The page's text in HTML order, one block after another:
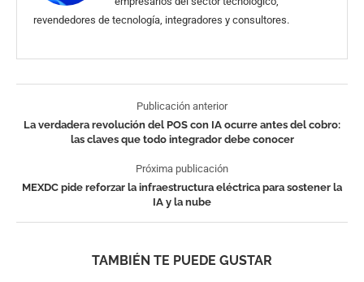
revendedores de tecnología, integradores y consultores.
Publicación anterior
La verdadera revolución del POS con IA ocurre antes del cobro:
las claves que todo integrador debe conocer
Próxima publicación
MEXDC pide reforzar la infraestructura eléctrica para sostener la
IA y la nube
TAMBIÉN TE PUEDE GUSTAR